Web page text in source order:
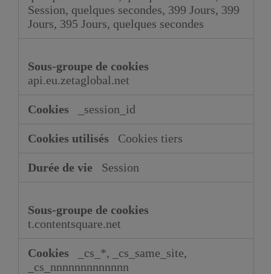
Session, quelques secondes, 399 Jours, 399
Jours, 395 Jours, quelques secondes
api.eu.zetaglobal.net
_session_id
Cookies tiers
Session
t.contentsquare.net
_cs_*, _cs_same_site,
_cs_nnnnnnnnnnnnn